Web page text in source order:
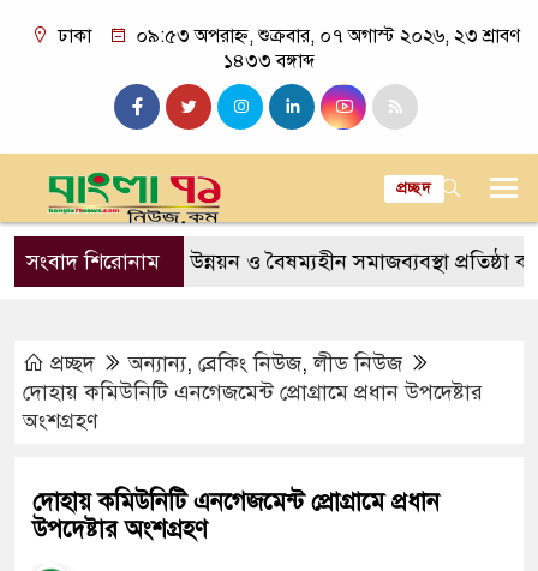
ঢাকা
০৯:৫৩ অপরাহ্ন, শুক্রবার, ০৭ অগাস্ট ২০২৬, ২৩ শ্রাবণ
১৪৩৩ বঙ্গাব্দ
প্রচ্ছদ
সংবাদ শিরোনাম
সামাজিক উন্নয়ন ও বৈষম্যহীন সমাজব্যবস্থা প্রতিষ্ঠা করতে চাই:
প্রচ্ছদ অন্যান্য, ব্রেকিং নিউজ,লীড নিউজ
দোহায় কমিউনিটি এনগেজমেন্ট প্রোগ্রামে প্রধান উপদেষ্টার
অংশগ্রহণ
দোহায় কমিউনিটি এনগেজমেন্ট প্রোগ্রামে প্রধান
উপদেষ্টার অংশগ্রহণ